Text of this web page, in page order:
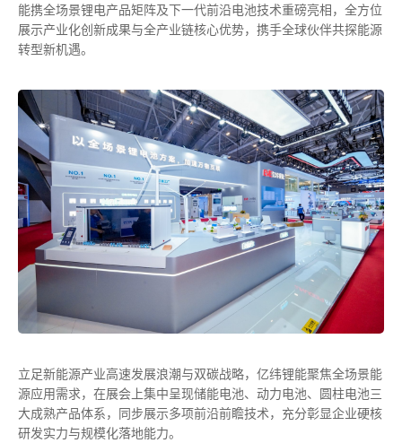
能携全场景锂电产品矩阵及下一代前沿电池技术重磅亮相，全方位
展示产业化创新成果与全产业链核心优势，携手全球伙伴共探能源
转型新机遇。
立足新能源产业高速发展浪潮与双碳战略，亿纬锂能聚焦全场景能
源应用需求，在展会上集中呈现储能电池、动力电池、圆柱电池三
大成熟产品体系，同步展示多项前沿前瞻技术，充分彰显企业硬核
研发实力与规模化落地能力。